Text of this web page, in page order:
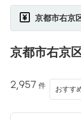
京都市右京
京都市右京
2,957 件 おすす